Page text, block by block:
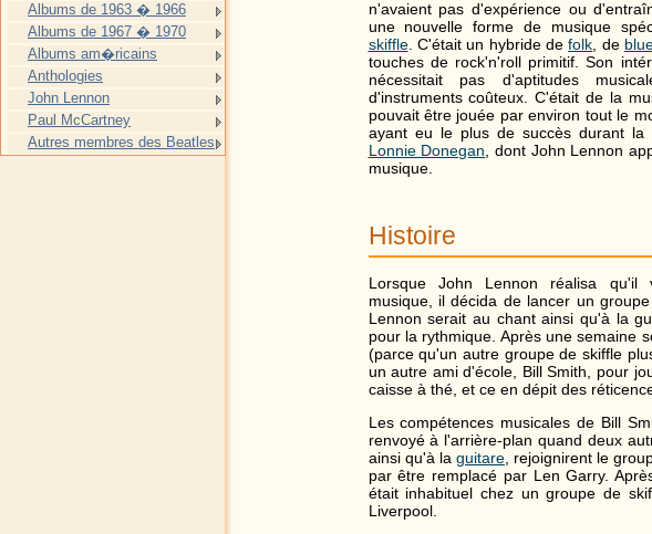
n'avaient pas d'expérience ou
une nouvelle forme de musique
skiffle. C'était un hybride defolk , de
touches de rock'n'roll primitif. Son
nécessitait pas d'aptitudes
d'instruments coûteux. C'était de la
pouvait être jouée par environ tout le
ayant eu le plus de succès durant la
Lonnie Donegan , dont John Lennon
musique.
Histoire
Lorsque John Lennon réalisa qu'il
musique, il décida de lancer un
Lennon serait au chant ainsi qu'à la
pour la rythmique. Après une semaine
(parce qu'un autre groupe de skiffle
un autre ami d'école, Bill Smith, pour
caisse à thé, et ce en dépit des
Les compétences musicales de Bill
renvoyé à l'arrière-plan quand deux
ainsi qu'à la guitare, rejoignirent le
par être remplacé par Len Garry.
était inhabituel chez un groupe de
Liverpool.
Albums de 1963 � 1966
Albums de 1967 � 1970
Albums am�ricains
Anthologies
John Lennon
Paul McCartney
Autres membres des Beatles